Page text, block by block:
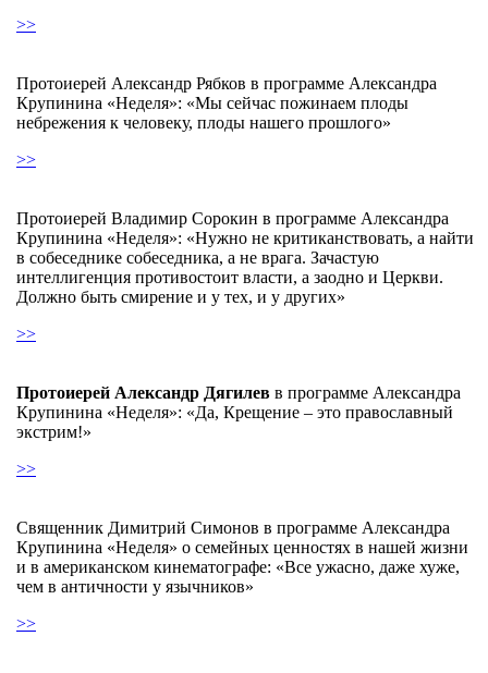
>>
Протоиерей Александр Рябков в программе Александра
Крупинина «Неделя»: «Мы сейчас пожинаем плоды
небрежения к человеку, плоды нашего прошлого»
>>
Протоиерей Владимир Сорокин в программе Александра
Крупинина «Неделя»: «Нужно не критиканствовать, а найти
в собеседнике собеседника, а не врага. Зачастую
интеллигенция противостоит власти, а заодно и Церкви.
Должно быть смирение и у тех, и у других»
>>
Протоиерей Александр Дягилев в программе Александра
Крупинина «Неделя»: «Да, Крещение – это православный
экстрим!»
>>
Священник Димитрий Симонов в программе Александра
Крупинина «Неделя» о семейных ценностях в нашей жизни
и в американском кинематографе: «Все ужасно, даже хуже,
чем в античности у язычников»
>>